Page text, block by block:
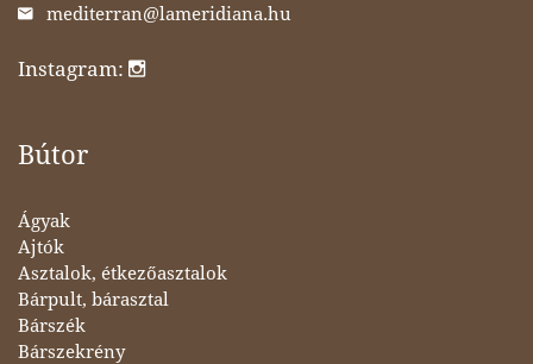
mediterran@lameridiana.hu
Instagram:
Bútor
Ágyak
Ajtók
Asztalok, étkezőasztalok
Bárpult, bárasztal
Bárszék
Bárszekrény